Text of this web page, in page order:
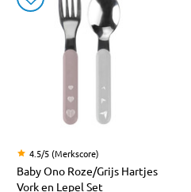
4.5/5 (Merkscore)
Baby Ono Roze/Grijs Hartjes
Vork en Lepel Set